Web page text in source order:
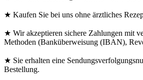
★ Kaufen Sie bei uns ohne ärztliches
★ Wir akzeptieren sichere Zahlungen mit
Methoden (Banküberweisung (IBAN),
★ Sie erhalten eine
Bestellung.